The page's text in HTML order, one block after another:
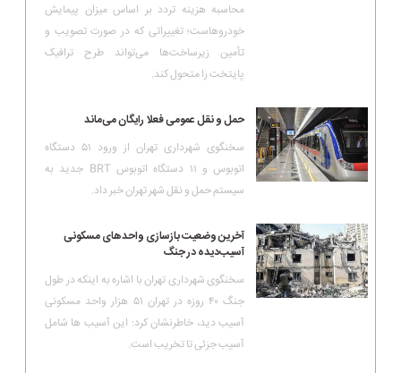
محاسبه هزینه تردد بر اساس میزان پیمایش
خودروهاست؛ تغییراتی که در صورت تصویب و
تأمین زیرساخت‌ها می‌تواند طرح ترافیک
پایتخت را متحول کند.
حمل و نقل عمومی فعلا رایگان می‌ماند
سخنگوی شهرداری تهران از ورود ۵۱ دستگاه
اتوبوس و ۱۱ دستگاه اتوبوس BRT جدید به
سیستم حمل و نقل شهر تهران خبر داد.
آخرین وضعیت بازسازی واحدهای مسکونی
آسیب‌دیده در جنگ
سخنگوی شهرداری تهران با اشاره به اینکه در طول
جنگ ۴۰ روزه در تهران ۵۱ هزار واحد مسکونی
آسیب دید، خاطرنشان کرد: این آسیب ها شامل
آسیب جزئی تا تخریب است.